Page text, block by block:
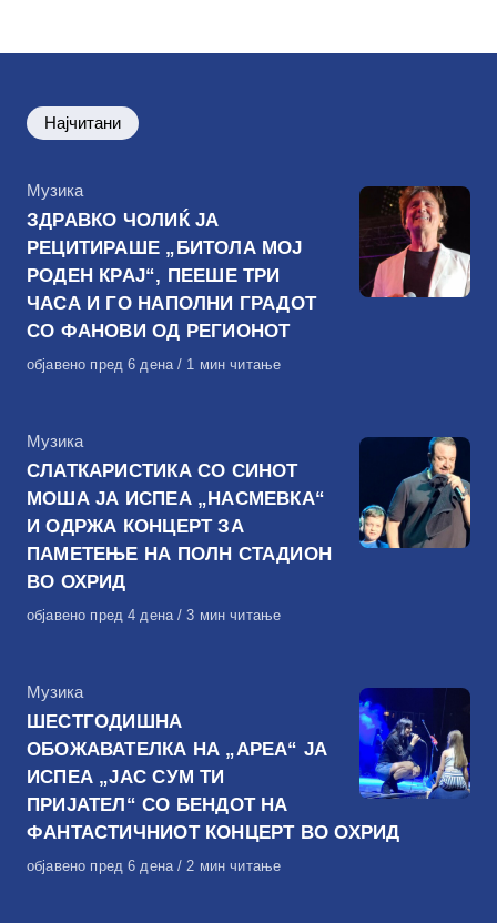
Најчитани
КАтегорија
Музика
ЗДРАВКО ЧОЛИЌ ЈА
РЕЦИТИРАШЕ „БИТОЛА МОЈ
РОДЕН КРАЈ“, ПЕЕШЕ ТРИ
ЧАСА И ГО НАПОЛНИ ГРАДОТ
СО ФАНОВИ ОД РЕГИОНОТ
Објавено
објавено пред 6 дена 1 мин читање
КАтегорија
Музика
СЛАТКАРИСТИКА СО СИНОТ
МОША ЈА ИСПЕА „НАСМЕВКА“
И ОДРЖА КОНЦЕРТ ЗА
ПАМЕТЕЊЕ НА ПОЛН СТАДИОН
ВО ОХРИД
Објавено
објавено пред 4 дена 3 мин читање
КАтегорија
Музика
ШЕСТГОДИШНА
ОБОЖАВАТЕЛКА НА „АРЕА“ ЈА
ИСПЕА „ЈАС СУМ ТИ
ПРИЈАТЕЛ“ СО БЕНДОТ НА
ФАНТАСТИЧНИОТ КОНЦЕРТ ВО ОХРИД
Објавено
објавено пред 6 дена 2 мин читање